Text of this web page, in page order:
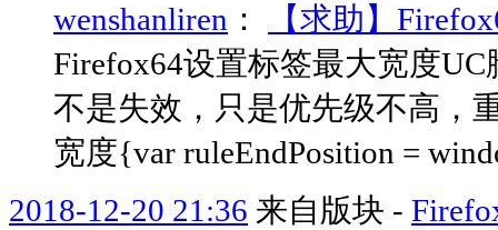
wenshanliren ：
【求助】
Firefox64设置标签最大宽度
不是失效，只是优先级不高，
宽度{var ruleEndPosition =
2018-12-20 21:36 来自版块 -